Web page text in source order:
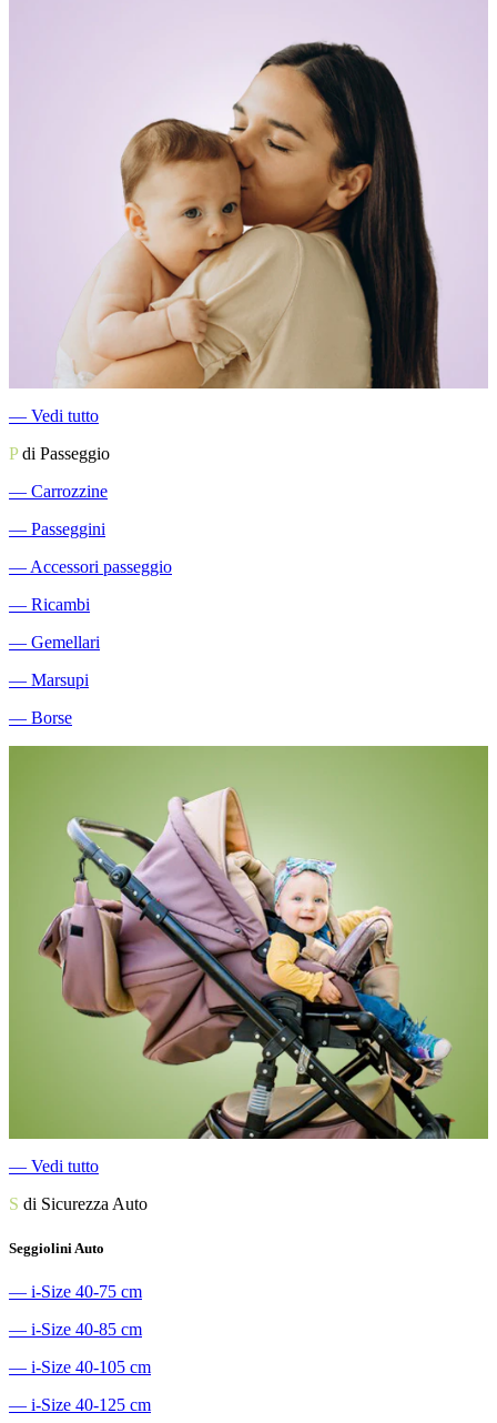
― Vedi tutto
Pdi Passeggio
― Carrozzine
― Passeggini
― Accessori passeggio
― Ricambi
― Gemellari
― Marsupi
― Borse
― Vedi tutto
S di Sicurezza Auto
Seggiolini Auto
― i-Size 40-75 cm
― i-Size 40-85 cm
― i-Size 40-105 cm
― i-Size 40-125 cm